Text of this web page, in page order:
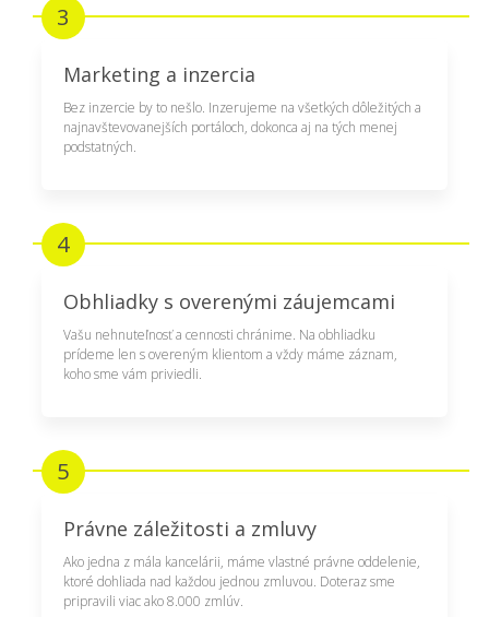
3
Marketing a inzercia
Bez inzercie by to nešlo. Inzerujeme na všetkých dôležitých a
najnavštevovanejších portáloch, dokonca aj na tých menej
podstatných.
4
Obhliadky s overenými záujemcami
Vašu nehnuteľnosť a cennosti chránime. Na obhliadku
prídeme len s overeným klientom a vždy máme záznam,
koho sme vám priviedli.
5
Právne záležitosti a zmluvy
Ako jedna z mála kancelárii, máme vlastné právne oddelenie,
ktoré dohliada nad každou jednou zmluvou. Doteraz sme
pripravili viac ako 8.000 zmlúv.